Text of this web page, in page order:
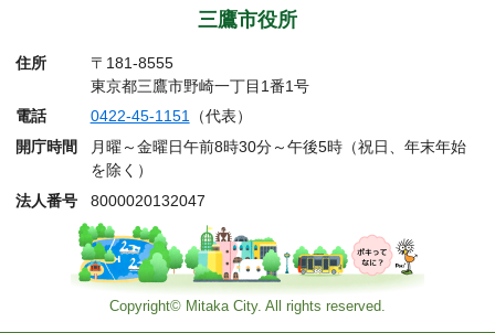
三鷹市役所
住所
〒181-8555
東京都三鷹市野崎一丁目1番1号
電話
0422-45-1151（代表）
開庁時間
月曜～金曜日午前8時30分～午後5時（祝日、年末年始
を除く）
法人番号
8000020132047
Copyright© Mitaka City. All rights reserved.